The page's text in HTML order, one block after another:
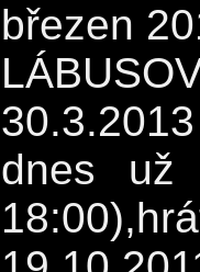
březen
dnes